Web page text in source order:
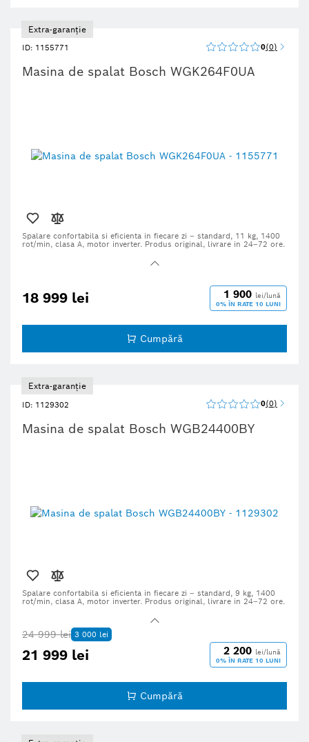
Extra-garanție
ID: 1155771 0 0
Masina de spalat Bosch WGK264F0UA
Spalare confortabila si eficienta in fiecare zi – standard, 11 kg, 1400
rot/min, clasa A, motor inverter. Produs original, livrare in 24–72 ore.
18 999 lei 1 900 lei/lună
0% ÎN RATE 10 LUNI
Cumpără
Extra-garanție
ID: 1129302 0 0
Masina de spalat Bosch WGB24400BY
Spalare confortabila si eficienta in fiecare zi – standard, 9 kg, 1400
rot/min, clasa A, motor inverter. Produs original, livrare in 24–72 ore.
24 999 lei 3 000 lei
21 999 lei 2 200 lei/lună
0% ÎN RATE 10 LUNI
Cumpără